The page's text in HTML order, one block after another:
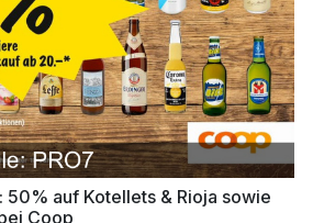
50% auf Kotellets & Rioja sowie
Coop